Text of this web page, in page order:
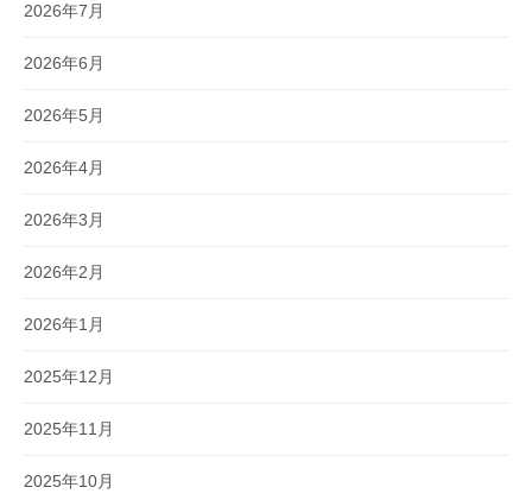
2026年7月
2026年6月
2026年5月
2026年4月
2026年3月
2026年2月
2026年1月
2025年12月
2025年11月
2025年10月